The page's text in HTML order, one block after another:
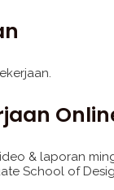
& laporan
School of